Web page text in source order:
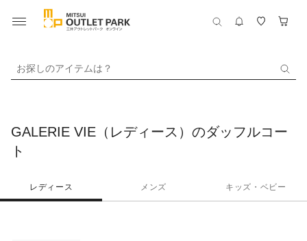
お探しのアイテムは？
GALERIE VIE（レディース）のダッフルコー
ト
レディース メンズ キッズ・ベビー